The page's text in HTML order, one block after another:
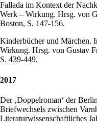
Fallada im Kontext der
Werk – Wirkung. Hrsg. von
Boston, S. 147-156.
Kinderbücher und Märchen.
Wirkung. Hrsg. von Gustav
S. 439-449.
2017
Der ‚Doppelroman‘ der
Briefwechsels zwischen
Literaturwissenschaftliches